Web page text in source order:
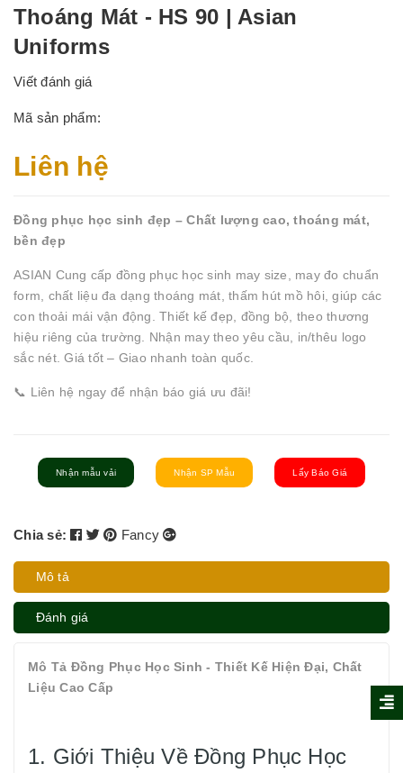
Thoáng Mát - HS 90 | Asian
Uniforms
Viết đánh giá
Mã sản phẩm:
Liên hệ
Đồng phục học sinh đẹp – Chất lượng cao, thoáng mát,
bền đẹp
ASIAN Cung cấp đồng phục học sinh may size, may đo chuẩn
form, chất liệu đa dạng thoáng mát, thấm hút mồ hôi, giúp các
con thoải mái vận động. Thiết kế đẹp, đồng bộ, theo thương
hiệu riêng của trường. Nhận may theo yêu cầu, in/thêu logo
sắc nét. Giá tốt – Giao nhanh toàn quốc.
📞 Liên hệ ngay để nhận báo giá ưu đãi!
Nhận mẫu vải Nhận SP Mẫu Lấy Báo Giá
Chia sẻ: Fancy
Mô tả
Đánh giá
Mô Tả Đồng Phục Học Sinh - Thiết Kế Hiện Đại, Chất
Liệu Cao Cấp
1. Giới Thiệu Về Đồng Phục Học